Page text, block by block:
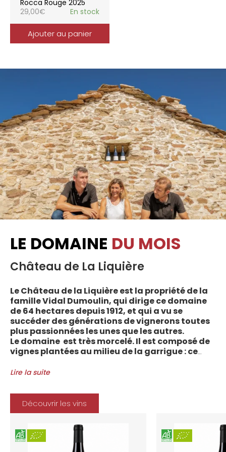
Rocca Rouge 2025
29,00€ En stock
Ajouter au panier
LE DOMAINE DU MOIS
Château de La Liquière
Le Château de la Liquière est la propriété de la
famille Vidal Dumoulin, qui dirige ce domaine
de 64 hectares depuis 1912, et qui a vu se
succéder des générations de vignerons toutes
plus passionnées les unes que les autres.
Le domaine est très morcelé. Il est composé de
vignes plantées au milieu de la garrigue : ce
entre les villages d’Autignac, Caussiniojouls,
l’Appellation. La grande majorité des parcelles,
sur sols de schistes, font face au sud, à la
Méditerranée.
Le vignoble du Château de la Liquière est
agriculture biologique depuis 2008 et 2012
marque le premier millésime certifié du
Lire la suite
Découvrir les vins